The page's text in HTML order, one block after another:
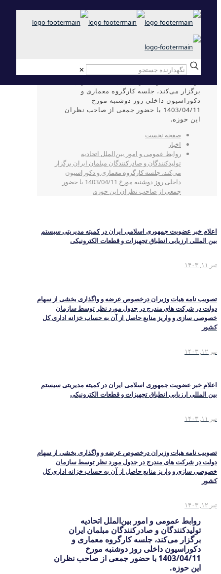
✕ روابط عمومی و امور بین‌الملل اتحادیه
برگزار می‌کند، جلسه کارگروه معماری و
دکوراسیون داخلی روز دوشنبه مورخ
1403/04/11 با حضور جمعی از صاحب نظران
این حوزه.
صفحه نخست
اخبار
روابط عمومی و امور بین‌الملل اتحادیه
تولیدکنندگان و صادرکنندگان مبلمان ایران برگزار
می‌کند، جلسه کارگروه معماری و دکوراسیون
داخلی روز دوشنبه مورخ 1403/04/11 با حضور
جمعی از صاحب نظران این حوزه.
اعلام خبر عضویت جمهوری اسلامی ایران در کمیته مدیریتی سیستم
بین المللی ارزیابی انطباق تجهیزات و قطعات الکترونیکی
تیر ۱۱, ۱۴۰۳
تصویب نامه هیات وزیران درخصوص عرضه و واگذاری بخشی از سهام
دولت در شرکت های مندرج در جدول مورد نظر توسط سازمان
خصوصی سازی و واریز منابع حاصل از آن به حساب خزانه اداری کل
کشور
تیر ۱۲, ۱۴۰۳
اعلام خبر عضویت جمهوری اسلامی ایران در کمیته مدیریتی سیستم
بین المللی ارزیابی انطباق تجهیزات و قطعات الکترونیکی
تیر ۱۱, ۱۴۰۳
تصویب نامه هیات وزیران درخصوص عرضه و واگذاری بخشی از سهام
دولت در شرکت های مندرج در جدول مورد نظر توسط سازمان
خصوصی سازی و واریز منابع حاصل از آن به حساب خزانه اداری کل
کشور
تیر ۱۲, ۱۴۰۳
روابط عمومی و امور بین‌الملل اتحادیه
تولیدکنندگان و صادرکنندگان مبلمان ایران
برگزار می‌کند، جلسه کارگروه معماری و
دکوراسیون داخلی روز دوشنبه مورخ
1403/04/11 با حضور جمعی از صاحب نظران
این حوزه.